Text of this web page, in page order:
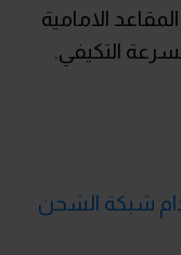
الامامية
شبكة الشحن